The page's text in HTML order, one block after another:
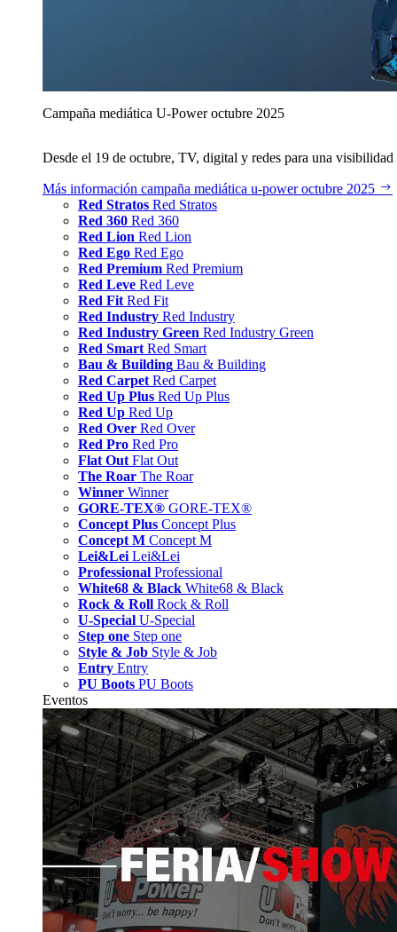
Campaña mediática U‑Power octubre 2025
Desde el 19 de octubre, TV, digital y redes para una
Más información campaña mediática u‑power octubre 2025
Red Stratos Red Stratos
Red 360 Red 360
Red Lion Red Lion
Red Ego Red Ego
Red Premium Red Premium
Red Leve Red Leve
Red Fit Red Fit
Red Industry Red Industry
Red Industry Green Red Industry Green
Red Smart Red Smart
Bau & Building Bau & Building
Red Carpet Red Carpet
Red Up Plus Red Up Plus
Red Up Red Up
Red Over Red Over
Red Pro Red Pro
Flat Out Flat Out
The Roar The Roar
Winner Winner
GORE-TEX® GORE-TEX®
Concept Plus Concept Plus
Concept M Concept M
Lei&Lei Lei&Lei
Professional Professional
White68 & Black White68 & Black
Rock & Roll Rock & Roll
U-Special U-Special
Step one Step one
Style & Job Style & Job
Entry Entry
PU Boots PU Boots
Eventos